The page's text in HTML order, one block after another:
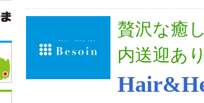
贅沢な癒
内送迎あ